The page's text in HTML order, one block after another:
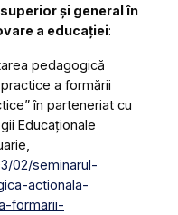
și general în
a educației:
pedagogică
a formării
în parteneriat cu
Educaționale
02/seminarul-
actionala-
formarii-